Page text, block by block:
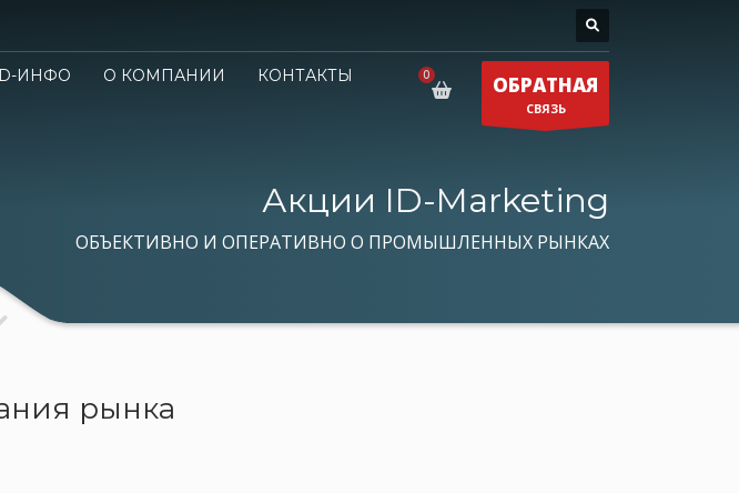
ID-ИНФО О КОМПАНИИ
КОНТАКТЫ
ОБРАТНАЯ
СВЯЗЬ
Акции ID-Marketing
ОБЪЕКТИВНО И ОПЕРАТИВНО О ПРОМЫШЛЕННЫХ РЫНКАХ
рынка